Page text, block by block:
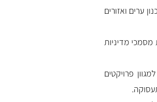
ערים ואזורים
מסמכי מדיניות
פרויקטים